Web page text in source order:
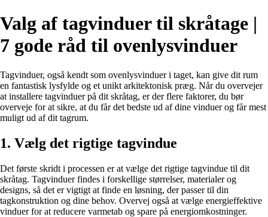
Valg af tagvinduer til skråtage |
7 gode råd til ovenlysvinduer
Tagvinduer, også kendt som ovenlysvinduer i taget, kan give dit rum
en fantastisk lysfylde og et unikt arkitektonisk præg. Når du overvejer
at installere tagvinduer på dit skråtag, er der flere faktorer, du bør
overveje for at sikre, at du får det bedste ud af dine vinduer og får mest
muligt ud af dit tagrum.
1. Vælg det rigtige tagvindue
Det første skridt i processen er at vælge det rigtige tagvindue til dit
skråtag. Tagvinduer findes i forskellige størrelser, materialer og
designs, så det er vigtigt at finde en løsning, der passer til din
tagkonstruktion og dine behov. Overvej også at vælge energieffektive
vinduer for at reducere varmetab og spare på energiomkostninger.